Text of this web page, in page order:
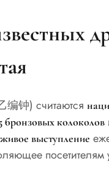
编钟) считаются
бронзовых колоколов
живое выступление